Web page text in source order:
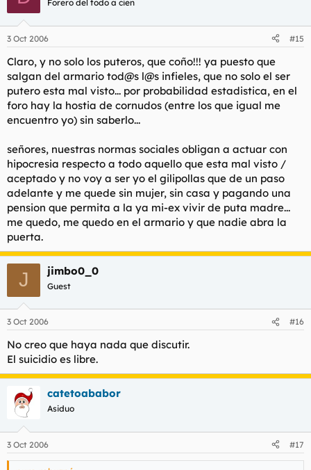
Forero del todo a cien
3 Oct 2006 #15
Claro, y no solo los puteros, que coño!!! ya puesto que
salgan del armario tod@s l@s infieles, que no solo el ser
putero esta mal visto... por probabilidad estadistica, en el
foro hay la hostia de cornudos (entre los que igual me
encuentro yo) sin saberlo...
señores, nuestras normas sociales obligan a actuar con
hipocresia respecto a todo aquello que esta mal visto /
aceptado y no voy a ser yo el gilipollas que de un paso
adelante y me quede sin mujer, sin casa y pagando una
pension que permita a la ya mi-ex vivir de puta madre...
me quedo, me quedo en el armario y que nadie abra la
puerta.
J jimbo0_0
Guest
3 Oct 2006 #16
No creo que haya nada que discutir.
El suicidio es libre.
catetoababor
Asiduo
3 Oct 2006 #17